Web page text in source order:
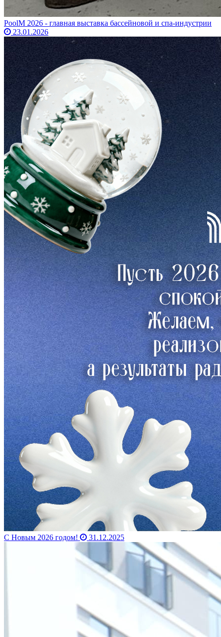
PoolM 2026 - главная выставка бассейновой и спа-индустрии
23.01.2026
С Новым 2026 годом! 31.12.2025